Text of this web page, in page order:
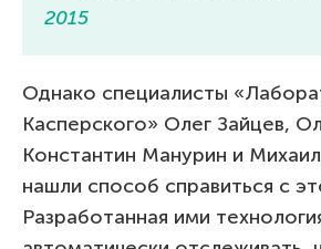
2015
Однако специалисты
Касперского» Олег Зайцев,
Константин Манурин и
нашли способ справиться с
Разработанная ими